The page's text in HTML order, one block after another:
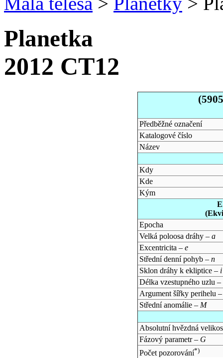
Planetka
2012 CT12
Předběžné označení
Katalogové číslo
Název
Kdy
Kde
Kým
Epocha
Velká poloosa dráhy – a
Excentricita – e
Střední denní pohyb – n
Sklon dráhy k ekliptice – i
Délka vzestupného uzlu –
Argument šířky perihelu
Střední anomálie – M
Absolutní hvězdná
Fázový parametr – G
Počet pozorování*)